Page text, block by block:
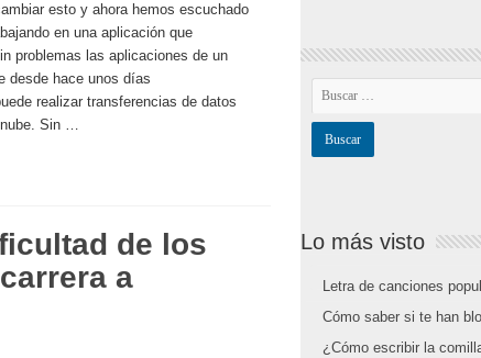
esto y ahora hemos escuchado
en una aplicación que
problemas las aplicaciones de un
desde hace unos días
realizar transferencias de datos
Sin …
de los
a
Lo más visto
Letra de canciones
Cómo saber si te han
¿Cómo escribir la